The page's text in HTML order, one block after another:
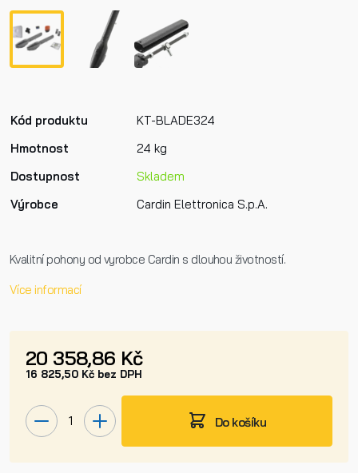
Kód produktu
KT-BLADE324
Hmotnost
24 kg
Dostupnost
Skladem
Výrobce
Cardin Elettronica S.p.A.
Kvalitní pohony od vyrobce Cardin s dlouhou životností.
Více informací
20 358,86 Kč
16 825,50 Kč bez DPH
Do košíku